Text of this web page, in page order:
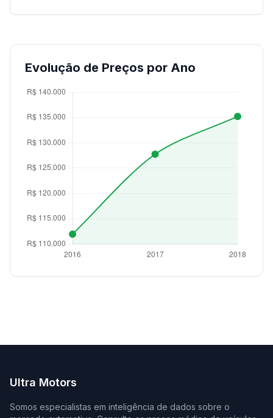
Evolução de Preços por Ano
Ultra Motors
Somos especialistas em inteligência de dados sobre o